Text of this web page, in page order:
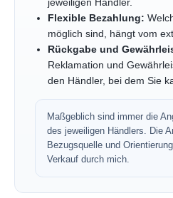
jeweiligen Händler.
Flexible Bezahlung:
möglich sind, hängt vom
Rückgabe und
Reklamation und
den Händler, bei dem Sie
Maßgeblich sind immer die
des jeweiligen Händlers. Die
Bezugsquelle und
Verkauf durch mich.